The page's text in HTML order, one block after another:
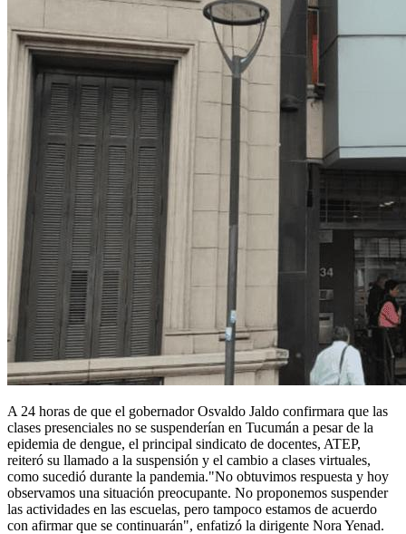
A 24 horas de que el gobernador Osvaldo Jaldo confirmara que las
clases presenciales no se suspenderían en Tucumán a pesar de la
epidemia de dengue, el principal sindicato de docentes, ATEP,
reiteró su llamado a la suspensión y el cambio a clases virtuales,
como sucedió durante la pandemia."No obtuvimos respuesta y hoy
observamos una situación preocupante. No proponemos suspender
las actividades en las escuelas, pero tampoco estamos de acuerdo
con afirmar que se continuarán", enfatizó la dirigente Nora Yenad.